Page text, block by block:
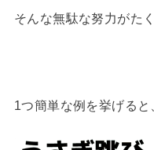
そんな無駄な努力がた
1つ簡単な例を挙げると